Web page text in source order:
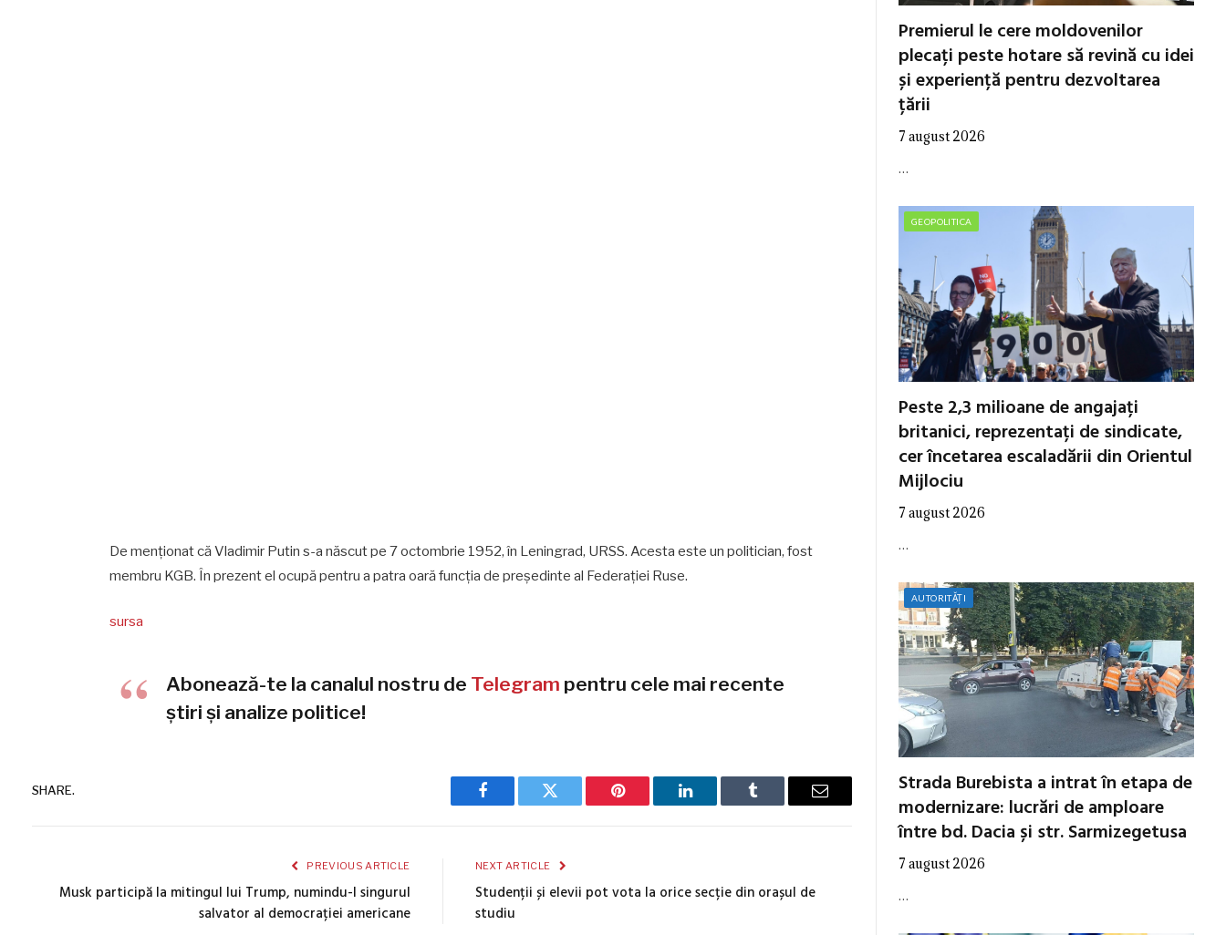
De menționat că Vladimir Putin s-a născut pe 7 octombrie 1952, în Leningrad, URSS. Acesta este un politician, fost
membru KGB. În prezent el ocupă pentru a patra oară funcția de președinte al Federației Ruse.
sursa
Abonează-te la canalul nostru de Telegram pentru cele mai recente
știri și analize politice!
SHARE.
Facebook Twitter Pinterest LinkedIn Tumblr Email
PREVIOUS ARTICLE
Musk participă la mitingul lui Trump, numindu-l singurul
salvator al democrației americane
NEXT ARTICLE
Studenții și elevii pot vota la orice secție din orașul de
studiu
Premierul le cere moldovenilor
plecați peste hotare să revină cu idei
și experiență pentru dezvoltarea
țării
7 august 2026
…
GEOPOLITICA
Peste 2,3 milioane de angajați
britanici, reprezentați de sindicate,
cer încetarea escaladării din Orientul
Mijlociu
7 august 2026
…
AUTORITĂȚI
Strada Burebista a intrat în etapa de
modernizare: lucrări de amploare
între bd. Dacia și str. Sarmizegetusa
7 august 2026
…